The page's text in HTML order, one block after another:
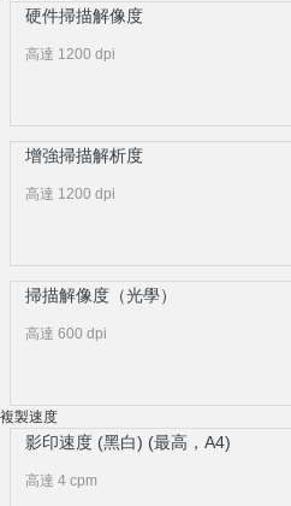
硬件掃描解像度
高達 1200 dpi
增強掃描解析度
高達 1200 dpi
掃描解像度（光學）
高達 600 dpi
複製速度
影印速度 (黑白) (最高，A4)
高達 4 cpm